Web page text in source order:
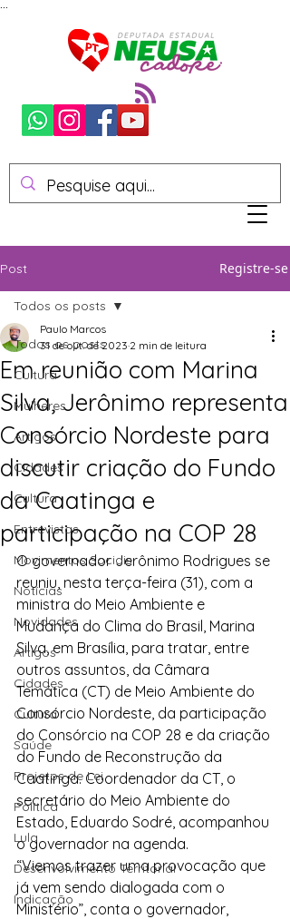
Post Registre-se
Todos os posts
Cultura
Mulheres
Artigos
Cidades
Cultura
Entrevistas
Movimentos Sociais
Notícias
Novidades
Artigos
Cidades
Cultura
Saúde
Projetos de Lei
Política
Lula
Desenvolvimento Territorial
Indicação
Todos os posts
Em reunião com Marina
Silva, Jerônimo representa
Consórcio Nordeste para
discutir criação do Fundo
da Caatinga e
participação na COP 28
Paulo Marcos
31 de out. de 2023 2 min de leitura
O governador Jerônimo Rodrigues se
reuniu, nesta terça-feira (31), com a
ministra do Meio Ambiente e
Mudança do Clima do Brasil, Marina
Silva, em Brasília, para tratar, entre
outros assuntos, da Câmara
Temática (CT) de Meio Ambiente do
Consórcio Nordeste, da participação
do Consórcio na COP 28 e da criação
do Fundo de Reconstrução da
Caatinga. Coordenador da CT, o
secretário do Meio Ambiente do
Estado, Eduardo Sodré, acompanhou
o governador na agenda.
“Viemos trazer uma provocação que
já vem sendo dialogada com o
Ministério”, conta o governador,